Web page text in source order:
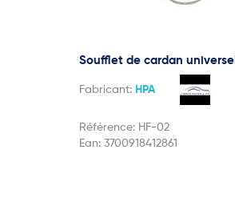
Soufflet de cardan universel
Fabricant: HPA
Référence: HF-02
Ean: 3700918412861